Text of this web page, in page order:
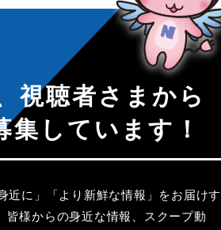
集しています！
近に」「より新鮮な情報」をお届けす
皆様からの身近な情報、スクープ動